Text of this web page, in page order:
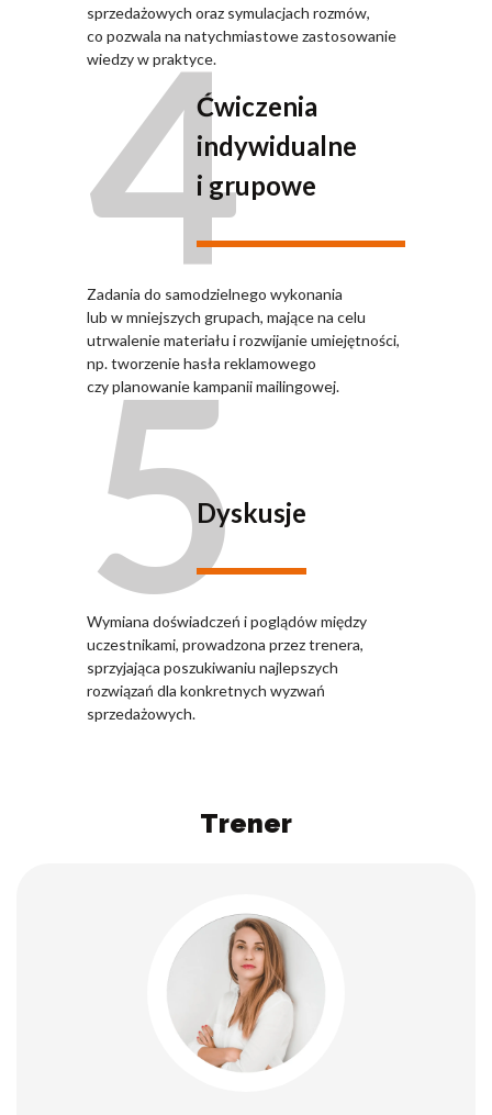
sprzedażowych oraz symulacjach rozmów,
co pozwala na natychmiastowe zastosowanie
wiedzy w praktyce.
4Ćwiczenia
indywidualne
i grupowe
Zadania do samodzielnego wykonania
lub w mniejszych grupach, mające na celu
utrwalenie materiału i rozwijanie umiejętności,
np. tworzenie hasła reklamowego
czy planowanie kampanii mailingowej.
5Dyskusje
Wymiana doświadczeń i poglądów między
uczestnikami, prowadzona przez trenera,
sprzyjająca poszukiwaniu najlepszych
rozwiązań dla konkretnych wyzwań
sprzedażowych.
Trener